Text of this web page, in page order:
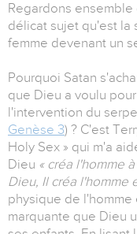
Regardons
délicat sujet qu'est la
femme devenant un
Pourquoi Satan
que Dieu a voulu
l'intervention du
Genèse 3) ? C'est
Holy Sex » qui m'a
Dieu « créa l'homme
Dieu, Il créa l'homme
physique de
marquante que Dieu